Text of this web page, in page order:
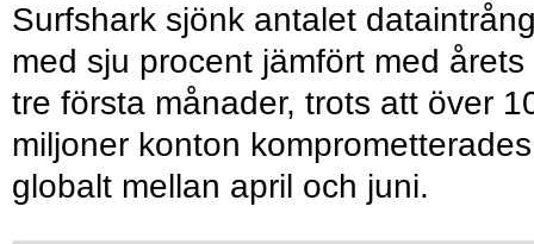
Surfshark sjönk antalet
med sju procent jämfört med årets
tre första månader, trots att över
miljoner konton komprometterades
globalt mellan april och juni.